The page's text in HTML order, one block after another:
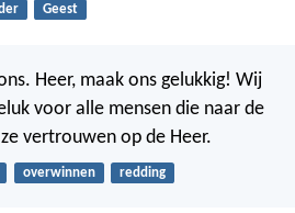
Geest
Heer, maak ons gelukkig! Wij
voor alle mensen die naar de
vertrouwen op de Heer.
overwinnen redding